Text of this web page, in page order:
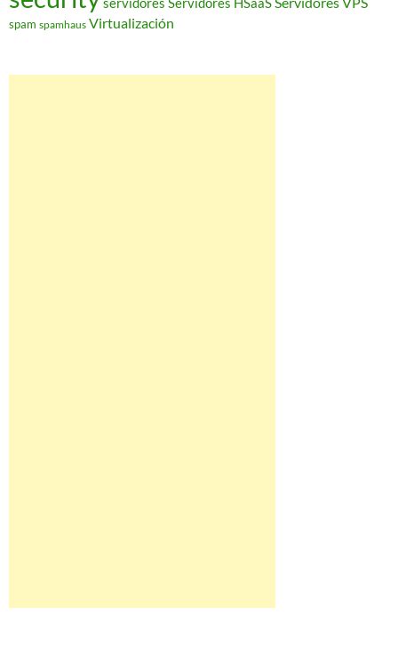
Servidores HSaaS
spam spamhaus Virtualización